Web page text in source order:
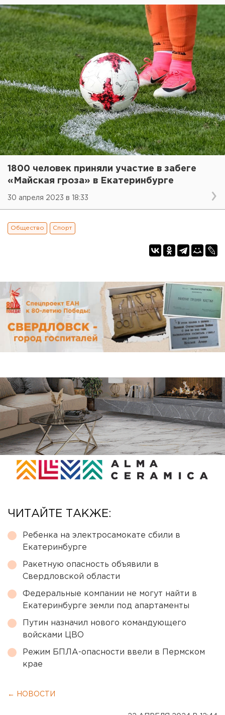
1800 человек приняли участие в забеге
«Майская гроза» в Екатеринбурге
30 апреля 2023 в 18:33
Общество Спорт
ЧИТАЙТЕ ТАКЖЕ:
Ребенка на электросамокате сбили в
Екатеринбурге
Ракетную опасность объявили в
Свердловской области
Федеральные компании не могут найти в
Екатеринбурге земли под апартаменты
Путин назначил нового командующего
войсками ЦВО
Режим БПЛА-опасности ввели в Пермском
крае
← НОВОСТИ